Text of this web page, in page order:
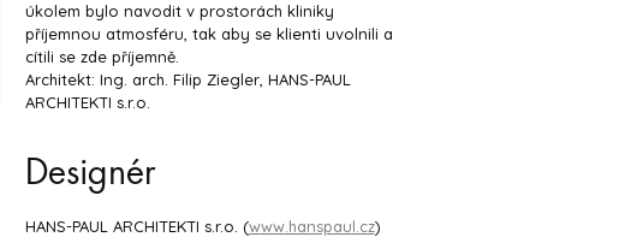
úkolem bylo navodit v prostorách kliniky
příjemnou atmosféru, tak aby se klienti uvolnili a
cítili se zde příjemně.
Architekt: Ing. arch. Filip Ziegler, HANS-PAUL
ARCHITEKTI s.r.o.
Designér
HANS-PAUL ARCHITEKTI s.r.o. (www.hanspaul.cz)